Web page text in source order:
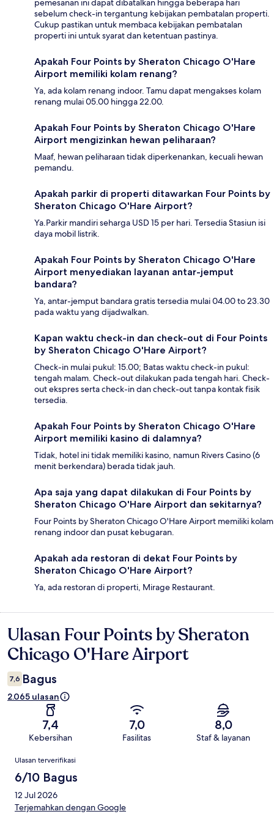
pemesanan ini dapat dibatalkan hingga beberapa hari
sebelum check-in tergantung kebijakan pembatalan properti.
Cukup pastikan untuk membaca kebijakan pembatalan
properti ini untuk syarat dan ketentuan pastinya.
Apakah Four Points by Sheraton Chicago O'Hare
Airport memiliki kolam renang?
Ya, ada kolam renang indoor. Tamu dapat mengakses kolam
renang mulai 05.00 hingga 22.00.
Apakah Four Points by Sheraton Chicago O'Hare
Airport mengizinkan hewan peliharaan?
Maaf, hewan peliharaan tidak diperkenankan, kecuali hewan
pemandu.
Apakah parkir di properti ditawarkan Four Points by
Sheraton Chicago O'Hare Airport?
Ya.Parkir mandiri seharga USD 15 per hari. Tersedia Stasiun isi
daya mobil listrik.
Apakah Four Points by Sheraton Chicago O'Hare
Airport menyediakan layanan antar-jemput
bandara?
Ya, antar-jemput bandara gratis tersedia mulai 04.00 to 23.30
pada waktu yang dijadwalkan.
Kapan waktu check-in dan check-out di Four Points
by Sheraton Chicago O'Hare Airport?
Check-in mulai pukul: 15.00; Batas waktu check-in pukul:
tengah malam. Check-out dilakukan pada tengah hari. Check-
out ekspres serta check-in dan check-out tanpa kontak fisik
tersedia.
Apakah Four Points by Sheraton Chicago O'Hare
Airport memiliki kasino di dalamnya?
Tidak, hotel ini tidak memiliki kasino, namun Rivers Casino (6
menit berkendara) berada tidak jauh.
Apa saja yang dapat dilakukan di Four Points by
Sheraton Chicago O'Hare Airport dan sekitarnya?
Four Points by Sheraton Chicago O'Hare Airport memiliki kolam
renang indoor dan pusat kebugaran.
Apakah ada restoran di dekat Four Points by
Sheraton Chicago O'Hare Airport?
Ya, ada restoran di properti, Mirage Restaurant.
Ulasan
Ulasan Four Points by Sheraton
Chicago O'Hare Airport
7,6 Bagus
2.065 ulasan
7,4
Kebersihan
7,0
Fasilitas
8,0
Staf & layanan
Ulasan
Ulasan terverifikasi
6/10 Bagus
12 Jul 2026
Terjemahkan dengan Google